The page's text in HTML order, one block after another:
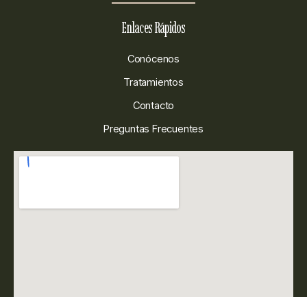
Enlaces Rápidos
Conócenos
Tratamientos
Contacto
Preguntas Frecuentes